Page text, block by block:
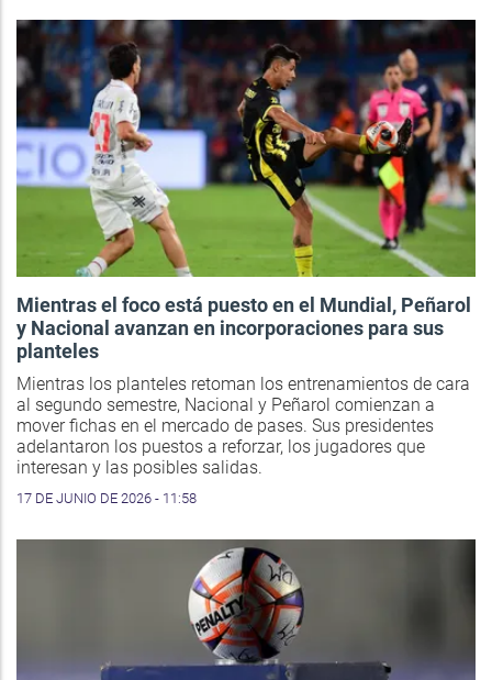
Mientras el foco está puesto en el Mundial, Peñarol
y Nacional avanzan en incorporaciones para sus
planteles
Mientras los planteles retoman los entrenamientos de cara
al segundo semestre, Nacional y Peñarol comienzan a
mover fichas en el mercado de pases. Sus presidentes
adelantaron los puestos a reforzar, los jugadores que
interesan y las posibles salidas.
17 DE JUNIO DE 2026 - 11:58